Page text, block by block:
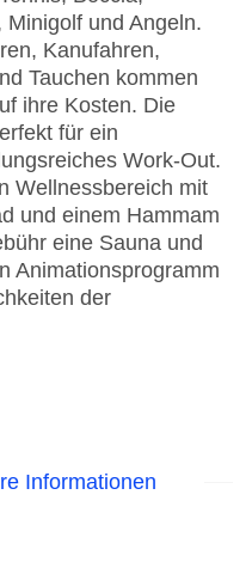
und Angeln.
Kanufahren,
Tauchen kommen
ihre Kosten. Die
für ein
Work-Out.
Wellnessbereich mit
und einem Hammam
eine Sauna und
Animationsprogramm
der
Informationen